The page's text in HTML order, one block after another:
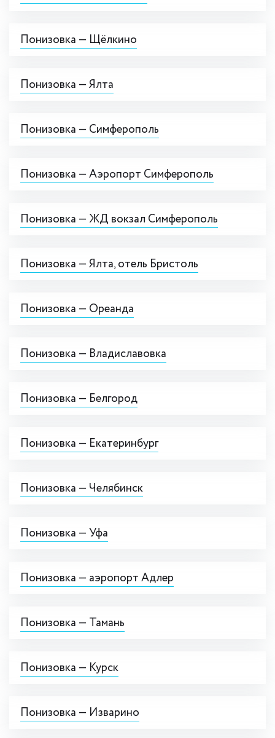
Понизовка — Щёлкино
Понизовка — Ялта
Понизовка — Симферополь
Понизовка — Аэропорт Симферополь
Понизовка — ЖД вокзал Симферополь
Понизовка — Ялта, отель Бристоль
Понизовка — Ореанда
Понизовка — Владиславовка
Понизовка — Белгород
Понизовка — Екатеринбург
Понизовка — Челябинск
Понизовка — Уфа
Понизовка — аэропорт Адлер
Понизовка — Тамань
Понизовка — Курск
Понизовка — Изварино